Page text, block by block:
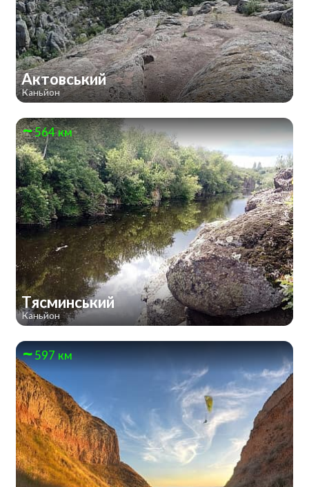
Актовський
Каньйон
564 км
Тясминський
Каньйон
597 км